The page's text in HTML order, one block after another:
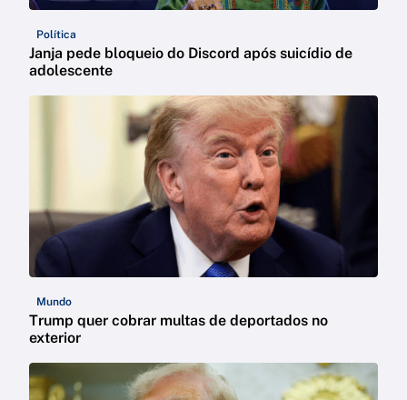
Política
Janja pede bloqueio do Discord após suicídio de
adolescente
Mundo
Trump quer cobrar multas de deportados no
exterior